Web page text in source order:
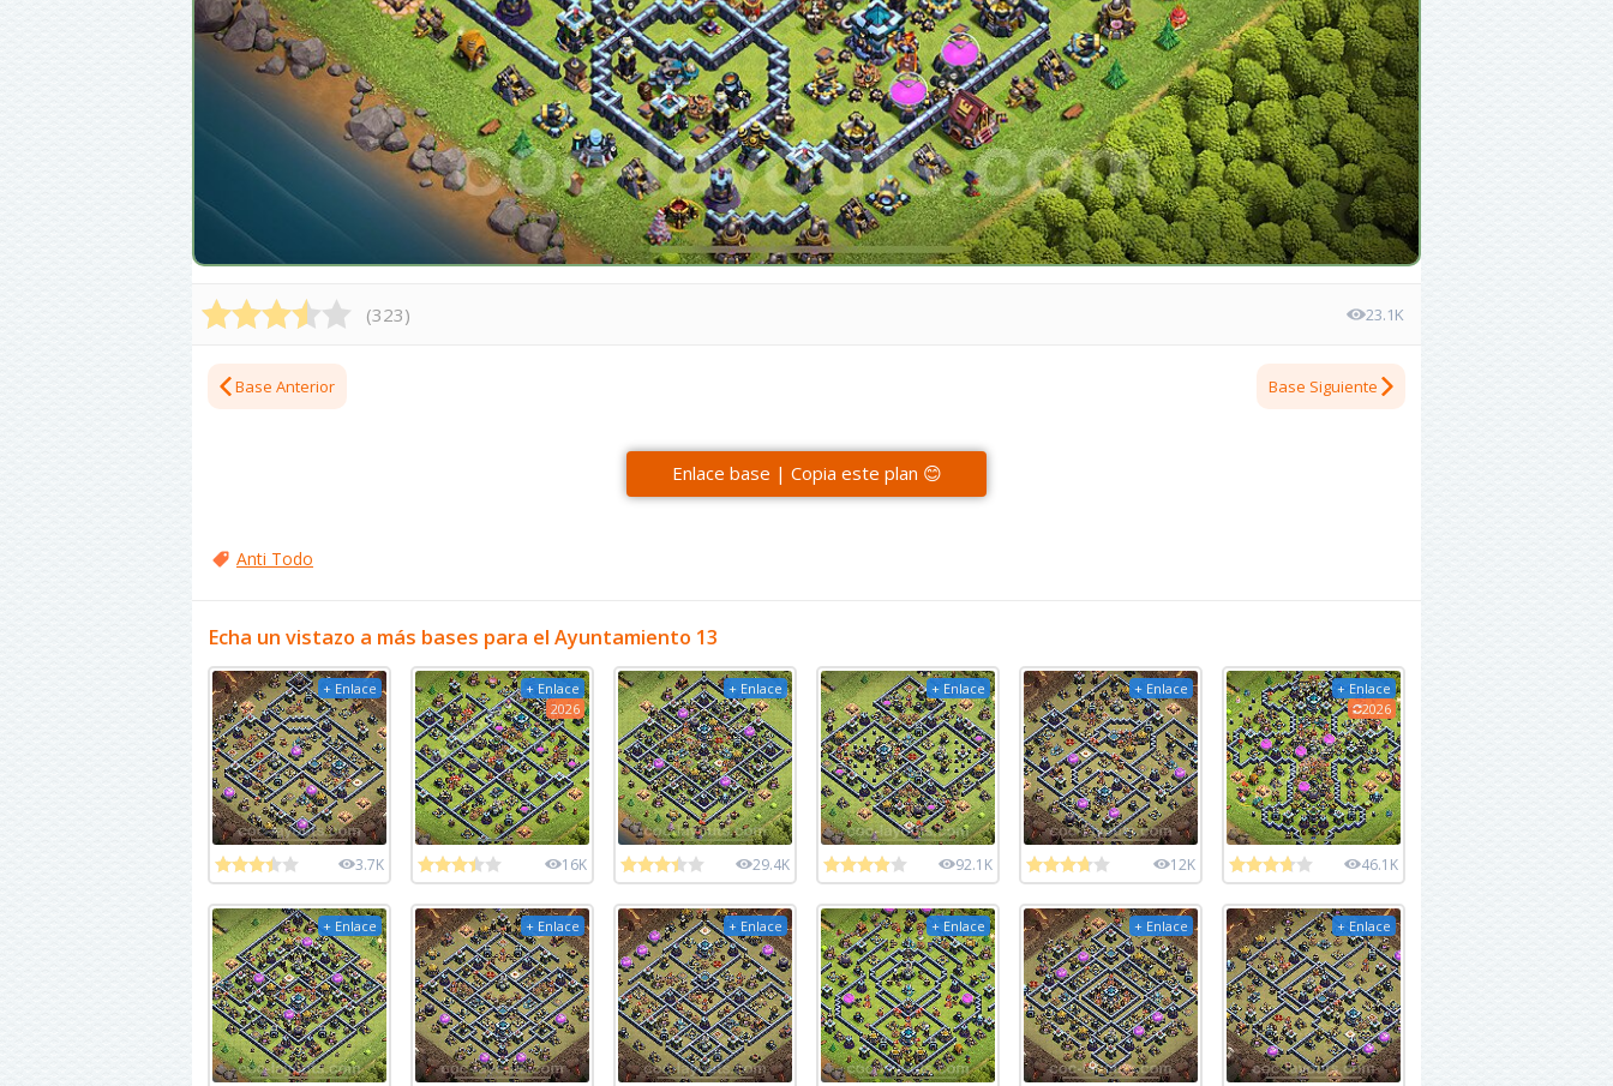
(323) 23.1K
Base Anterior Base Siguiente
Enlace base | Copia este plan 😊
Anti Todo
Echa un vistazo a más bases para el Ayuntamiento 13
+ Enlace
3.7K
+ Enlace
2026
16K
+ Enlace
29.4K
+ Enlace
92.1K
+ Enlace
12K
+ Enlace
2026
46.1K
+ Enlace + Enlace + Enlace + Enlace + Enlace + Enlace